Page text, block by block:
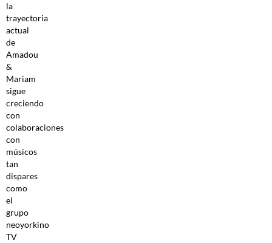
la
trayectoria
actual
de
Amadou
&
Mariam
sigue
creciendo
con
colaboraciones
con
músicos
tan
dispares
como
el
grupo
neoyorkino
TV